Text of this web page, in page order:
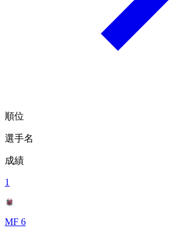
順位
選手名
成績
1
MF 6